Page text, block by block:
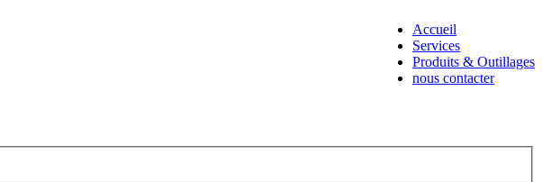
Accueil
Services
Produits & Outillages
nous contacter